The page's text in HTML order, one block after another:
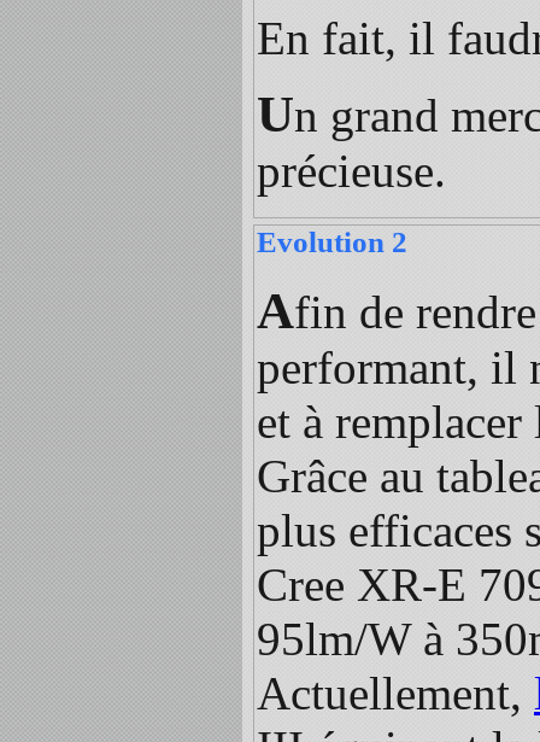
En fait, il
Un grand
précieuse.
Evolution 2
Afin de
performant, il
et à
Grâce au
plus efficaces
Cree XR-E
95lm/W à
Actuellement,